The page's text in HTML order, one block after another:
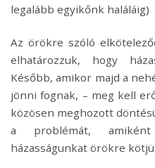
legalább egyikőnk haláláig)
Az örökre szóló
elhatározzuk, hogy
Később, amikor majd a
jönni fognak, – meg kell
közösen meghozott
a problémát,
házasságunkat örökre